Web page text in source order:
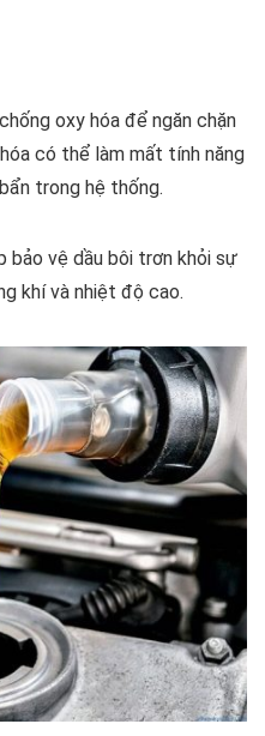
oxy hóa để ngăn chặn
có thể làm mất tính năng
trong hệ thống.
bảo vệ dầu bôi trơn khỏi sự
khí và nhiệt độ cao.